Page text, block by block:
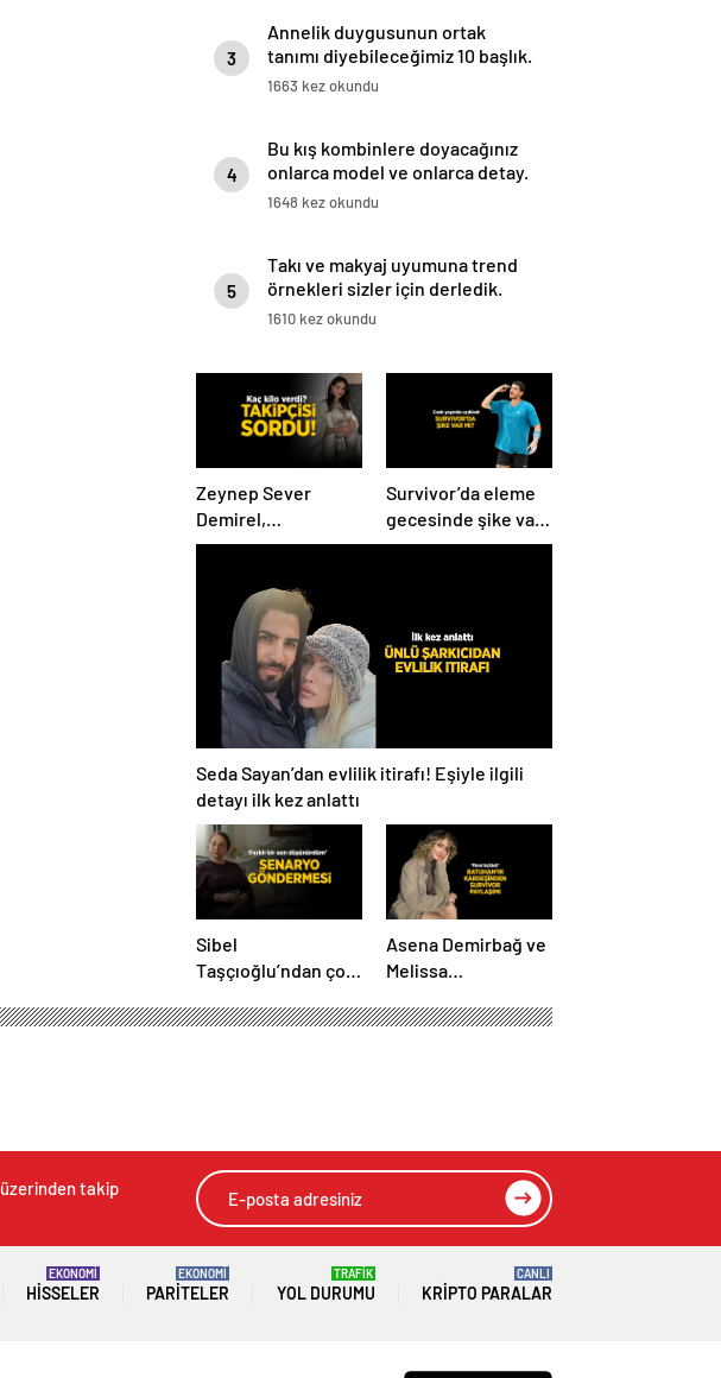
3
Annelik duygusunun ortak
tanımı diyebileceğimiz 10 başlık.
1663 kez okundu
4
Bu kış kombinlere doyacağınız
onlarca model ve onlarca detay.
1648 kez okundu
5
Takı ve makyaj uyumuna trend
örnekleri sizler için derledik.
1610 kez okundu
Zeynep Sever
Demirel,
hamilelikten sonra
açıkladı! ‘Yaza kadar
bakacağız artık’
Survivor’da eleme
gecesinde şike var
mı? Yiğit Poyraz
Seda Sayan’dan evlilik itirafı! Eşiyle ilgili
detayı ilk kez anlattı
Sibel
Taşçıoğlu’ndan çok
senaryo
Asena Demirbağ ve
Melissa
final üçlüsü